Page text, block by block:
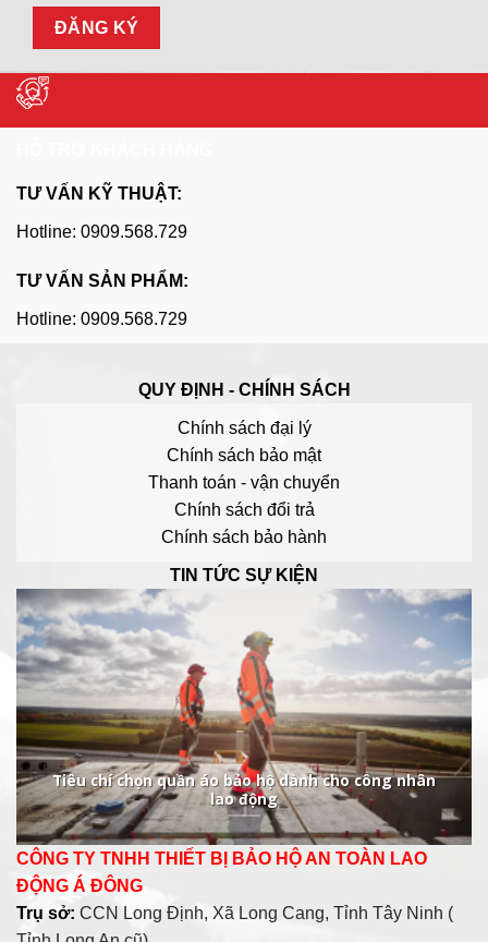
TƯ VẤN KỸ THUẬT:
Hotline: 0909.568.729
TƯ VẤN SẢN PHẨM:
Hotline: 0909.568.729
QUY ĐỊNH - CHÍNH SÁCH
Chính sách đại lý
Chính sách bảo mật
Thanh toán - vận chuyển
Chính sách đổi trả
Chính sách bảo hành
TIN TỨC SỰ KIỆN
Tiêu chí chọn quần áo bảo hộ dành cho công nhân
lao động
CÔNG TY TNHH THIẾT BỊ BẢO HỘ AN TOÀN LAO
ĐỘNG Á ĐÔNG
Trụ sở: CCN Long Định, Xã Long Cang, Tỉnh Tây Ninh (